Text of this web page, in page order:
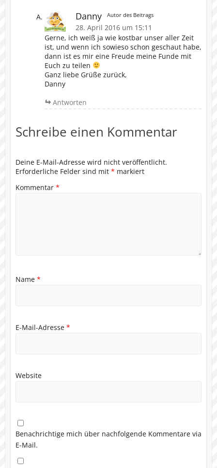
Danny Autor des Beitrags
28. April 2016 um 15:11
Gerne, ich weiß ja wie kostbar unser aller Zeit
ist, und wenn ich sowieso schon geschaut habe,
dann ist es mir eine Freude meine Funde mit
Euch zu teilen
Ganz liebe Grüße zurück,
Danny
Antworten
Schreibe einen Kommentar
Deine E-Mail-Adresse wird nicht veröffentlicht.
Erforderliche Felder sind mit * markiert
Kommentar *
Name *
E-Mail-Adresse *
Website
Benachrichtige mich über nachfolgende Kommentare via
E-Mail.